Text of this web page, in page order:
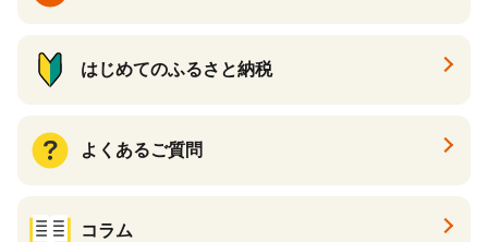
はじめてのふるさと納税
よくあるご質問
コラム